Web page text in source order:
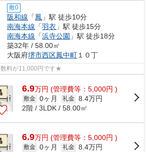
敷0
阪和線 「鳳 」駅 徒歩10分
南海本線 「羽衣 」駅 徒歩15分
南海本線 「浜寺公園 」駅 徒歩18分
築32年 / 58.00㎡
大阪府堺市西区鳳中町 １０丁
料が11,000円です★
6.9万円 (管理費等：5,000円 )
敷金 0ヶ月 礼金 8.4万円
2階 / 3LDK / 58.00㎡
6.9万円 (管理費等：5,000円 )
敷金 0ヶ月 礼金 8.4万円